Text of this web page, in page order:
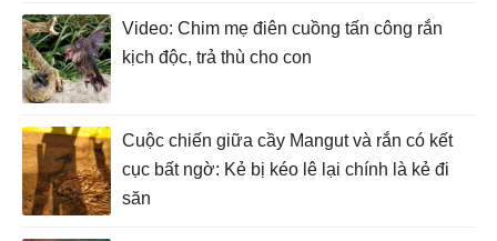
Video: Chim mẹ điên cuồng tấn công rắn
kịch độc, trả thù cho con
Cuộc chiến giữa cầy Mangut và rắn có kết
cục bất ngờ: Kẻ bị kéo lê lại chính là kẻ đi
săn